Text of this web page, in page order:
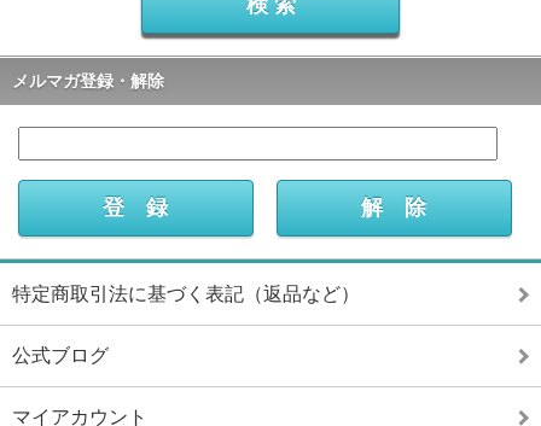
メルマガ登録・解除
特定商取引法に基づく表記（返品など）
公式ブログ
マイアカウント